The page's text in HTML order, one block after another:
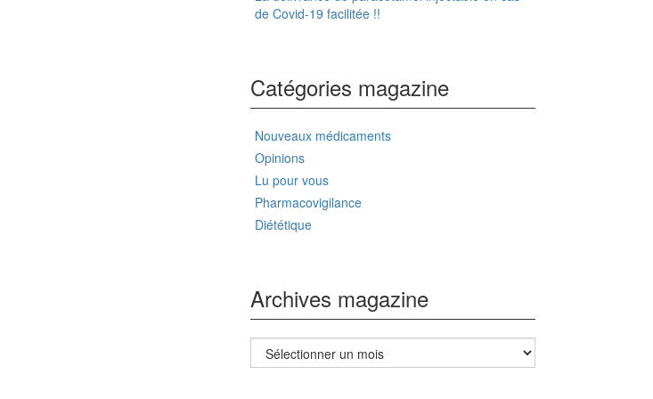
de Covid-19 facilitée !!
Catégories magazine
Nouveaux médicaments
Opinions
Lu pour vous
Pharmacovigilance
Diététique
Archives magazine
Archives
magazine